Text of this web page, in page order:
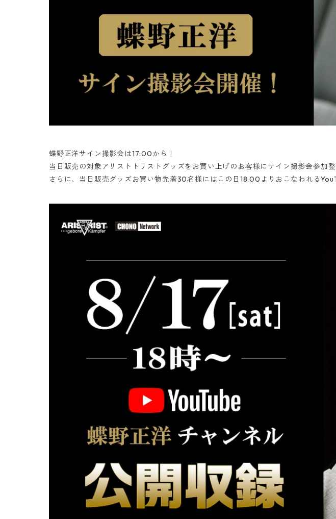
蝶野正洋サイン撮影会は17:00から！
当日販売の対象アリストトリストグッズをお買い上げのお客様にサイン撮影会参加整
さらに、当日販売グッズお買い物先着30名様にはこの日18:00よりおこなわれる